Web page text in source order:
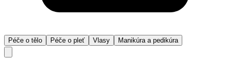
Péče o tělo Péče o pleť Vlasy Manikúra a pedikúra